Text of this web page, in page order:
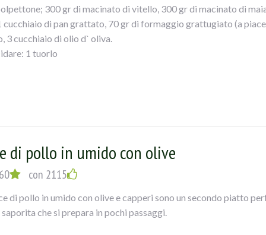
300 gr di macinato di vitello, 300 gr di macinato di
cucchiaio di pan grattato, 70 gr di formaggio grattugiato (a
3 cucchiaio di olio d` oliva.
1 tuorlo
sciolto e impastate il composto. Unite anche il sale e l` olio.
aggiungete del pangrattato. Tagliate a rondelle le olive verdi e
su un foglio di carta forno e formate un cilindro. Fate
un foglio di carta forno leggermente infarinato allo spessore di
con l` impasto avendo cura di sigillarlo bene. Ricavate dalla
di pollo in umido con olive
con 2115
di pollo in umido con olive e capperi sono un secondo piatto
che si prepara in pochi passaggi.